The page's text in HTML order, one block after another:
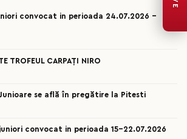
convocat in perioada 24.07.2026 –
TROFEUL CARPAȚI NIRO
se află în pregătire la Pitesti
convocat in perioada 15-22.07.2026